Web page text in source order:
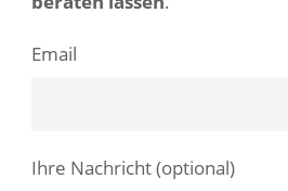
Email
Ihre Nachricht (optional)